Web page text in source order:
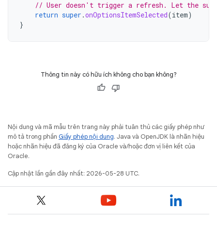
// User doesn't trigger a refresh. Let the
return super .onOptionsItemSelected(item)
}
Thông tin này có hữu ích không cho bạn không?
Nội dung và mã mẫu trên trang này phải tuân thủ các giấy phép như
mô tả trong phần Giấy phép nội dung. Java và OpenJDK là nhãn hiệu
hoặc nhãn hiệu đã đăng ký của Oracle và/hoặc đơn vị liên kết của
Oracle.
Cập nhật lần gần đây nhất: 2026-05-28 UTC.